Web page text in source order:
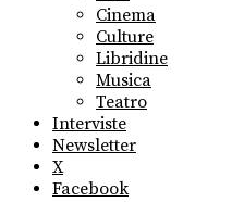
Cinema
Culture
Libridine
Musica
Teatro
Interviste
Newsletter
X
Facebook